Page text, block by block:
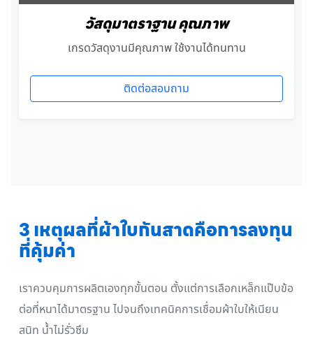
วัสดุมาตราฐาน คุณภาพ
เกรดวัสดุงานมีคุณภาพ ใช้งานได้ทนทาน
ติดต่อสอบถาม
3 เหตุผลที่ผ้าใบกันสาดคือการลงทุน
ที่คุ้มค่า
เราควบคุมการผลิตเองทุกขั้นตอน ตั้งแต่การเลือกเหล็กแป๊บข้อ
ต่อที่หนาได้มาตรฐาน ไปจนถึงเทคนิคการเชื่อมผ้าใบให้เนียน
สนิท น้ำไม่รั่วซึม